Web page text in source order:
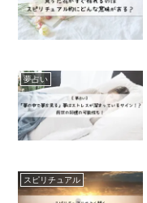
夢占い
スピリチュアル